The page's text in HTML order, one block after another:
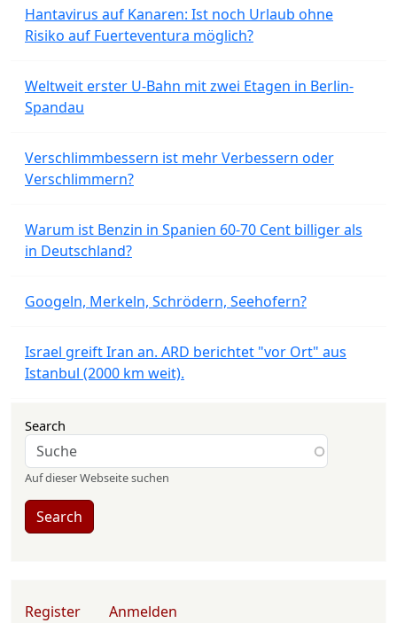
Hantavirus auf Kanaren: Ist noch Urlaub ohne
Risiko auf Fuerteventura möglich?
Weltweit erster U-Bahn mit zwei Etagen in Berlin-
Spandau
Verschlimmbessern ist mehr Verbessern oder
Verschlimmern?
Warum ist Benzin in Spanien 60-70 Cent billiger als
in Deutschland?
Googeln, Merkeln, Schrödern, Seehofern?
Israel greift Iran an. ARD berichtet "vor Ort" aus
Istanbul (2000 km weit).
Search
Auf dieser Webseite suchen
Search
User account menu
Register Anmelden